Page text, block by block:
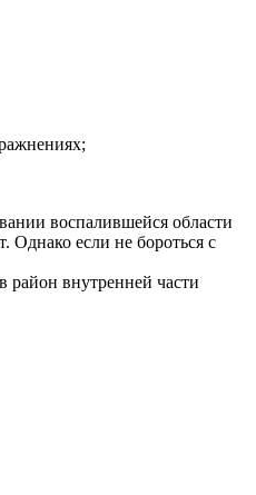
воспалившейся области
Однако если не бороться с
район внутренней части